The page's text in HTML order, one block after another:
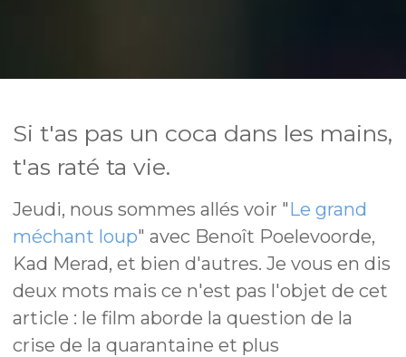
Si t'as pas un coca dans les mains,
t'as raté ta vie.
Jeudi, nous sommes allés voir "Le grand
méchant loup" avec Benoît Poelevoorde,
Kad Merad, et bien d'autres. Je vous en dis
deux mots mais ce n'est pas l'objet de cet
article : le film aborde la question de la
crise de la quarantaine et plus